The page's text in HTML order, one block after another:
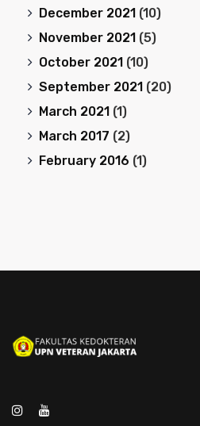
December 2021 (10)
November 2021 (5)
October 2021 (10)
September 2021 (20)
March 2021 (1)
March 2017 (2)
February 2016 (1)